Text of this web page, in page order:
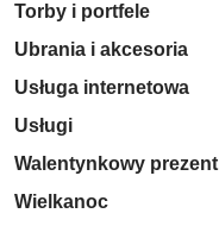
Torby i portfele
Ubrania i akcesoria
Usługa internetowa
Usługi
Walentynkowy prezent
Wielkanoc